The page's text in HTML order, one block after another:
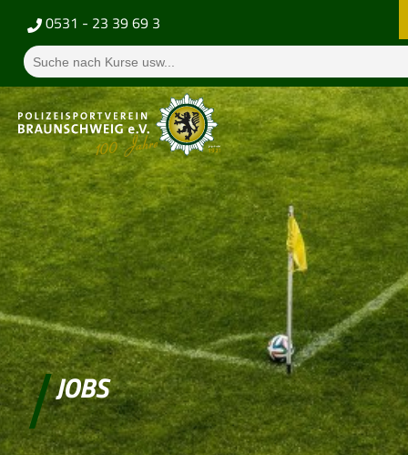
0531 - 23 39 69 3
JOBS